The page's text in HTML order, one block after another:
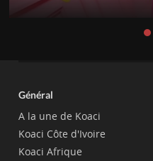
Général
A la une de Koaci
Koaci Côte d'Ivoire
Koaci Afrique